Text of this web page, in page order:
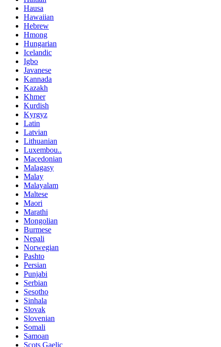
Hausa
Hawaiian
Hebrew
Hmong
Hungarian
Icelandic
Igbo
Javanese
Kannada
Kazakh
Khmer
Kurdish
Kyrgyz
Latin
Latvian
Lithuanian
Luxembou..
Macedonian
Malagasy
Malay
Malayalam
Maltese
Maori
Marathi
Mongolian
Burmese
Nepali
Norwegian
Pashto
Persian
Punjabi
Serbian
Sesotho
Sinhala
Slovak
Slovenian
Somali
Samoan
Scots Gaelic